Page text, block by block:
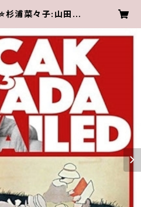
杉浦菜々子:山田耕